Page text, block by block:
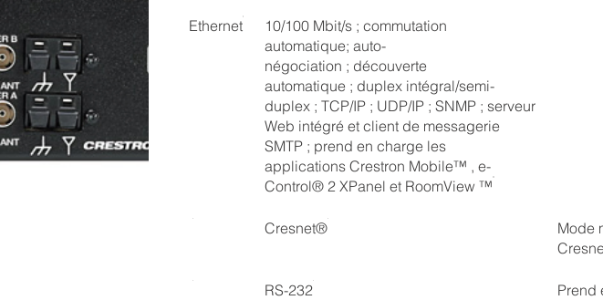
Ethernet
10/100 Mbit/s ; commutation
automatique; auto-
négociation ; découverte
automatique ; duplex intégral/semi-
duplex ; TCP/IP ; UDP/IP ; SNMP ; serveur
Web intégré et client de messagerie
SMTP ; prend en charge les
applications Crestron Mobile™ , e-
Control® 2 XPanel et RoomView ™
Cresnet®
Mode
RS-232
Prend